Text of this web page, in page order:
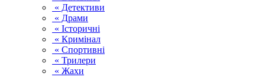
« Детективи
« Драми
« Історичні
« Кримінал
« Спортивні
« Трилери
« Жахи